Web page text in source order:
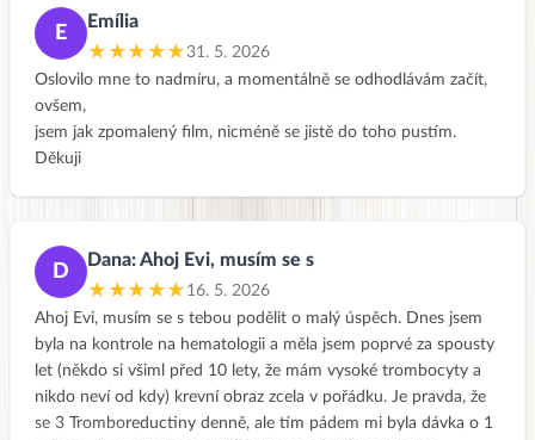
E
Emília
★★★★★31. 5. 2026
Oslovilo mne to nadmíru, a momentálně se odhodlávám začít,
ovšem,
jsem jak zpomalený film, nicméně se jistě do toho pustím.
Děkuji
D
Dana: Ahoj Evi, musím se s
★★★★★ 16. 5. 2026
Ahoj Evi, musím se s tebou podělit o malý úspěch. Dnes jsem
byla na kontrole na hematologii a měla jsem poprvé za spousty
let (někdo si všiml před 10 lety, že mám vysoké trombocyty a
nikdo neví od kdy) krevní obraz zcela v pořádku. Je pravda, že
se 3 Tromboreductiny denně, ale tím pádem mi byla dávka o 1